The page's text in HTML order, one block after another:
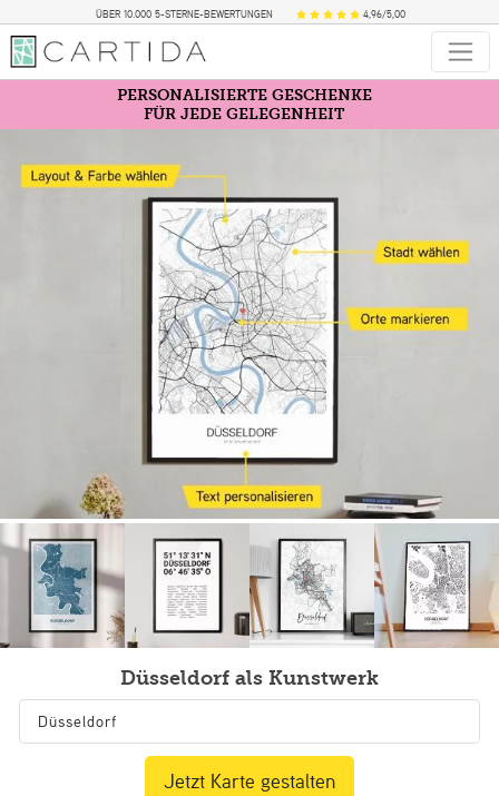
ÜBER 10.000 5-STERNE-BEWERTUNGEN 4,96/5,00
PERSONALISIERTE GESCHENKE
FÜR JEDE GELEGENHEIT
Düsseldorf als Kunstwerk
Jetzt Karte gestalten